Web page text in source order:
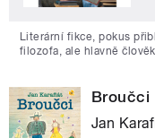
Literární fikce, pokus
filozofa, ale hlavně
Broučci
Jan